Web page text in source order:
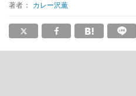
著者： カレー沢薫